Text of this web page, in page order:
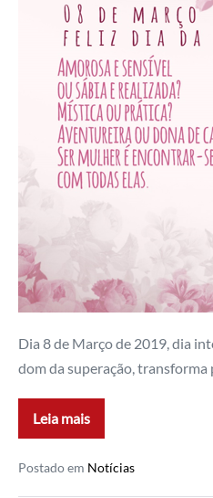
Dia 8 de Março de 2019, dia
dom da superação, transforma
Leia mais
Postado em Notícias